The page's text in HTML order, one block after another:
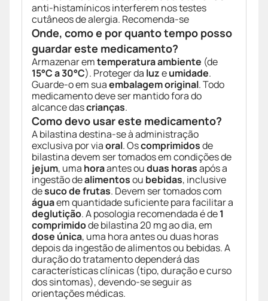
anti-histamínicos interferem nos testes
cutâneos de alergia. Recomenda-se
Onde, como e por quanto tempo posso
guardar este medicamento?
Armazenar emtemperatura ambiente (de
15°C a 30°C). Proteger da luzeumidade.
Guarde-o em suaembalagem original. Todo
medicamento deve ser mantido fora do
alcance dascrianças.
Como devo usar este medicamento?
A bilastina destina-se à administração
exclusiva por viaoral. Oscomprimidosde
bilastina devem ser tomados em condições de
jejum, uma horaantes ouduas horasapós a
ingestão dealimentosou bebidas, inclusive
desuco de frutas. Devem ser tomados com
águaem quantidade suficiente para facilitar a
deglutição. A posologia recomendada é de1
comprimidode bilastina 20 mg ao dia, em
dose única, uma hora antes ou duas horas
depois da ingestão de alimentos ou bebidas. A
duração do tratamento dependerá das
características clínicas (tipo, duração e curso
dos sintomas), devendo-se seguir as
orientações médicas.